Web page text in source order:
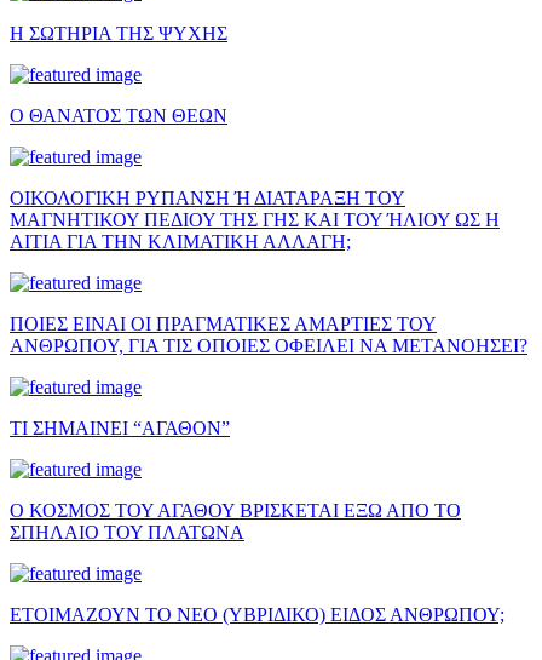
Η ΣΩΤΗΡΙΑ ΤΗΣ ΨΥΧΗΣ
Ο ΘΑΝΑΤΟΣ ΤΩΝ ΘΕΩΝ
ΟΙΚΟΛΟΓΙΚΗ ΡΥΠΑΝΣΗ Ή ΔΙΑΤΑΡΑΞΗ ΤΟΥ
ΜΑΓΝΗΤΙΚΟΥ ΠΕΔΙΟΥ ΤΗΣ ΓΗΣ ΚΑΙ ΤΟΥ ΉΛΙΟΥ ΩΣ Η
ΑΙΤΙΑ ΓΙΑ ΤΗΝ ΚΛΙΜΑΤΙΚΗ ΑΛΛΑΓΗ;
ΠΟΙΕΣ ΕΙΝΑΙ ΟΙ ΠΡΑΓΜΑΤΙΚΕΣ ΑΜΑΡΤΙΕΣ ΤΟΥ
ΑΝΘΡΩΠΟΥ, ΓΙΑ ΤΙΣ ΟΠΟΙΕΣ ΟΦΕΙΛΕΙ ΝΑ ΜΕΤΑΝΟΗΣΕΙ?
ΤΙ ΣΗΜΑΙΝΕΙ “ΑΓΑΘΟΝ”
Ο ΚΟΣΜΟΣ ΤΟΥ ΑΓΑΘΟΥ ΒΡΙΣΚΕΤΑΙ ΕΞΩ ΑΠΟ ΤΟ
ΣΠΗΛΑΙΟ ΤΟΥ ΠΛΑΤΩΝΑ
ΕΤΟΙΜΑΖΟΥΝ ΤΟ ΝΕΟ (ΥΒΡΙΔΙΚΟ) ΕΙΔΟΣ ΑΝΘΡΩΠΟΥ;